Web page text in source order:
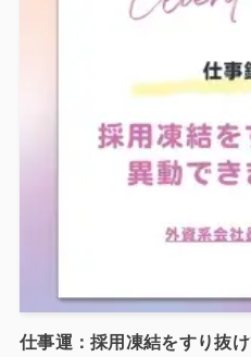
仕事運：採用凍結をすり抜